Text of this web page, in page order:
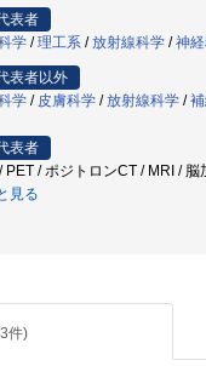
表者
学 /理工系 /放射線科学 /神
表者以外
学 / 皮膚科学 /放射線科学 /
表者
PET / ポジトロンCT / MRI /
見る
件)